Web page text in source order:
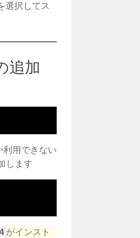
選択してス
追加
利用できない
します
がインスト